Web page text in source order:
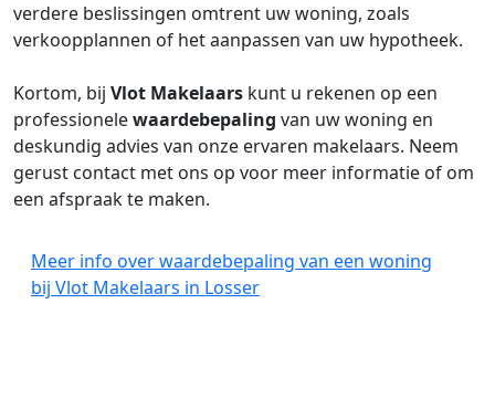
verdere beslissingen omtrent uw woning, zoals
verkoopplannen of het aanpassen van uw hypotheek.
Kortom, bij Vlot Makelaars kunt u rekenen op een
professionelewaardebepaling van uw woning en
deskundig advies van onze ervaren makelaars. Neem
gerust contact met ons op voor meer informatie of om
een afspraak te maken.
Meer info over waardebepaling van een woning
bij Vlot Makelaars in Losser